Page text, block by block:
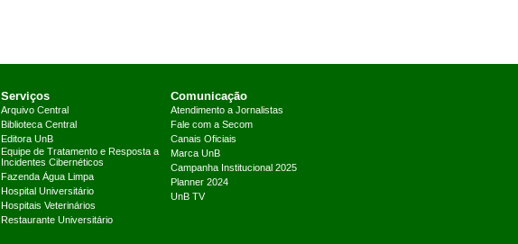
Serviços
Arquivo Central
Biblioteca Central
Editora UnB
Equipe de Tratamento e Resposta a
Incidentes Cibernéticos
Fazenda Água Limpa
Hospital Universitário
Hospitais Veterinários
Restaurante Universitário
Comunicação
Atendimento a Jornalistas
Fale com a Secom
Canais Oficiais
Marca UnB
Campanha Institucional 2025
Planner 2024
UnB TV